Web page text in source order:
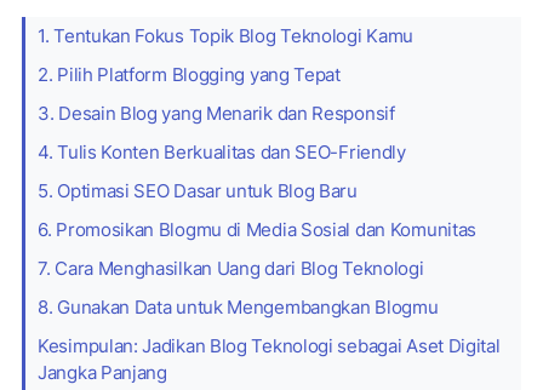
1. Tentukan Fokus Topik Blog Teknologi Kamu
2. Pilih Platform Blogging yang Tepat
3. Desain Blog yang Menarik dan Responsif
4. Tulis Konten Berkualitas dan SEO-Friendly
5. Optimasi SEO Dasar untuk Blog Baru
6. Promosikan Blogmu di Media Sosial dan Komunitas
7. Cara Menghasilkan Uang dari Blog Teknologi
8. Gunakan Data untuk Mengembangkan Blogmu
Kesimpulan: Jadikan Blog Teknologi sebagai Aset Digital
Jangka Panjang